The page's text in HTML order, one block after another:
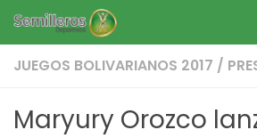
Saltar al contenido
JUEGOS BOLIVARIANOS 2017 /
Maryury Orozco